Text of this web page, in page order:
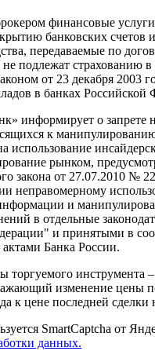
финансовые
банковских счетов
передаваемые по
подлежат страхованию в
от 23 декабря 2003
в банках Российской
информирует о запрете
к
использование
рынком,
закона от 27.07.2010 №
неправомерному
и
в отдельные
и принятыми в
Банка России.
торгуемого инструмента
изменение цены
к цене последней сделки
SmartCaptcha от
данных.